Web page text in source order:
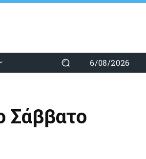
6/08/2026
Σάββατο